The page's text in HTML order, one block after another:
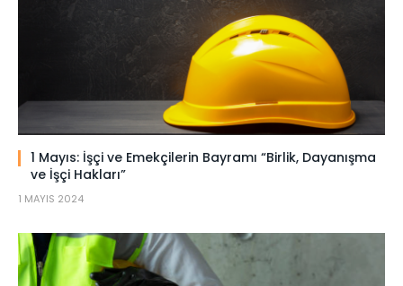
1 Mayıs: İşçi ve Emekçilerin Bayramı “Birlik, Dayanışma
ve İşçi Hakları”
1 MAYIS 2024